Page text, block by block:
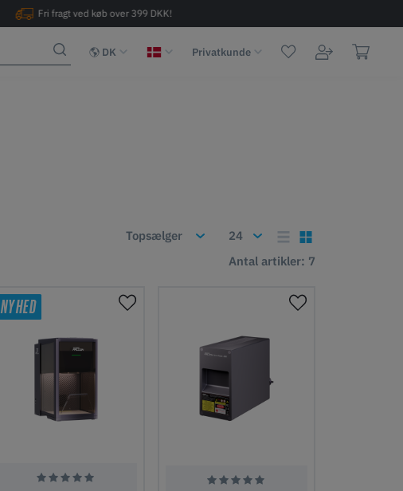
Fri fragt ved køb over 399 DKK!
DK Privatkunde
Antal artikler: 7
NYHED